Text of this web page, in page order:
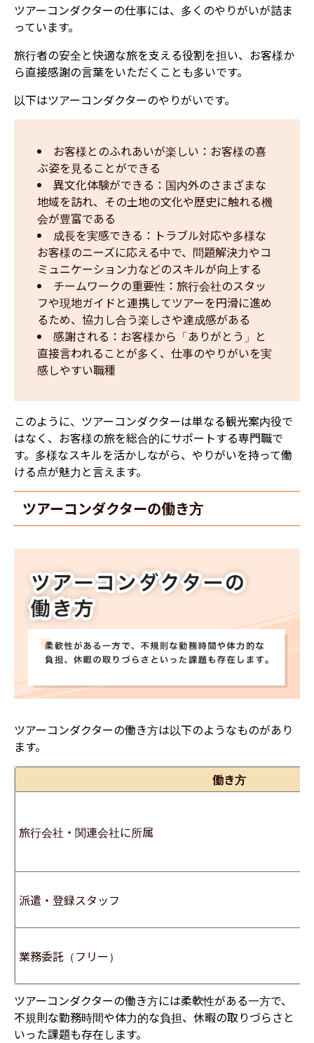
ツアーコンダクターの仕事には、多くのやりがいが詰ま
っています。
旅行者の安全と快適な旅を支える役割を担い、お客様か
ら直接感謝の言葉をいただくことも多いです。
以下はツアーコンダクターのやりがいです。
お客様とのふれあいが楽しい：お客様の喜
ぶ姿を見ることができる
異文化体験ができる：国内外のさまざまな
地域を訪れ、その土地の文化や歴史に触れる機
会が豊富である
成長を実感できる：トラブル対応や多様な
お客様のニーズに応える中で、問題解決力やコ
ミュニケーション力などのスキルが向上する
チームワークの重要性：旅行会社のスタッ
フや現地ガイドと連携してツアーを円滑に進め
るため、協力し合う楽しさや達成感がある
感謝される：お客様から「ありがとう」と
直接言われることが多く、仕事のやりがいを実
感しやすい職種
このように、ツアーコンダクターは単なる観光案内役で
はなく、お客様の旅を総合的にサポートする専門職で
す。多様なスキルを活かしながら、やりがいを持って働
ける点が魅力と言えます。
ツアーコンダクターの働き方
ツアーコンダクターの働き方は以下のようなものがあり
ます。
働き方
旅行会社・関連会社に所属
派遣・登録スタッフ
業務委託（フリー）
ツアーコンダクターの働き方には柔軟性がある一方で、
不規則な勤務時間や体力的な負担、休暇の取りづらさと
いった課題も存在します。